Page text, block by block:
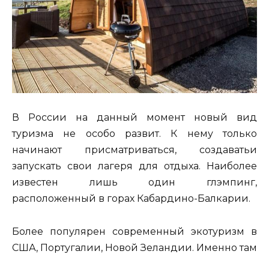
В России на данный момент новый вид
туризма не особо развит. К нему только
начинают присматриваться, создаватьи
запускать свои лагеря для отдыха. Наиболее
известен лишь один глэмпинг,
расположенный в горах Кабардино-Балкарии.
Более популярен современный экотуризм в
США, Португалии, Новой Зеландии. Именно там